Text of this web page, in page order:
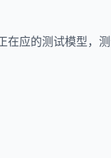
应的测试模型，测